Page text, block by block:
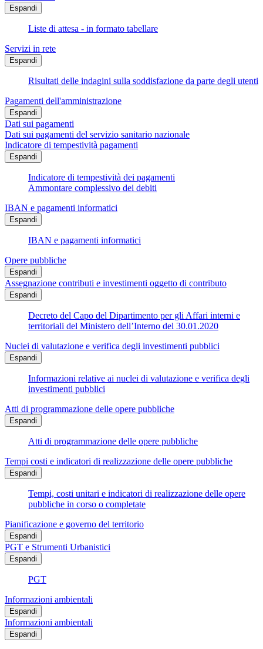
Espandi
Liste di attesa - in formato tabellare
Servizi in rete
Espandi
Risultati delle indagini sulla soddisfazione da parte degli utenti
Pagamenti dell'amministrazione
Espandi
Dati sui pagamenti
Dati sui pagamenti del servizio sanitario nazionale
Indicatore di tempestività pagamenti
Espandi
Indicatore di tempestività dei pagamenti
Ammontare complessivo dei debiti
IBAN e pagamenti informatici
Espandi
IBAN e pagamenti informatici
Opere pubbliche
Espandi
Assegnazione contributi e investimenti oggetto di contributo
Espandi
Decreto del Capo del Dipartimento per gli Affari interni e
territoriali del Ministero dell’Interno del 30.01.2020
Nuclei di valutazione e verifica degli investimenti pubblici
Espandi
Informazioni relative ai nuclei di valutazione e verifica degli
investimenti pubblici
Atti di programmazione delle opere pubbliche
Espandi
Atti di programmazione delle opere pubbliche
Tempi costi e indicatori di realizzazione delle opere pubbliche
Espandi
Tempi, costi unitari e indicatori di realizzazione delle opere
pubbliche in corso o completate
Pianificazione e governo del territorio
Espandi
PGT e Strumenti Urbanistici
Espandi
PGT
Informazioni ambientali
Espandi
Informazioni ambientali
Espandi